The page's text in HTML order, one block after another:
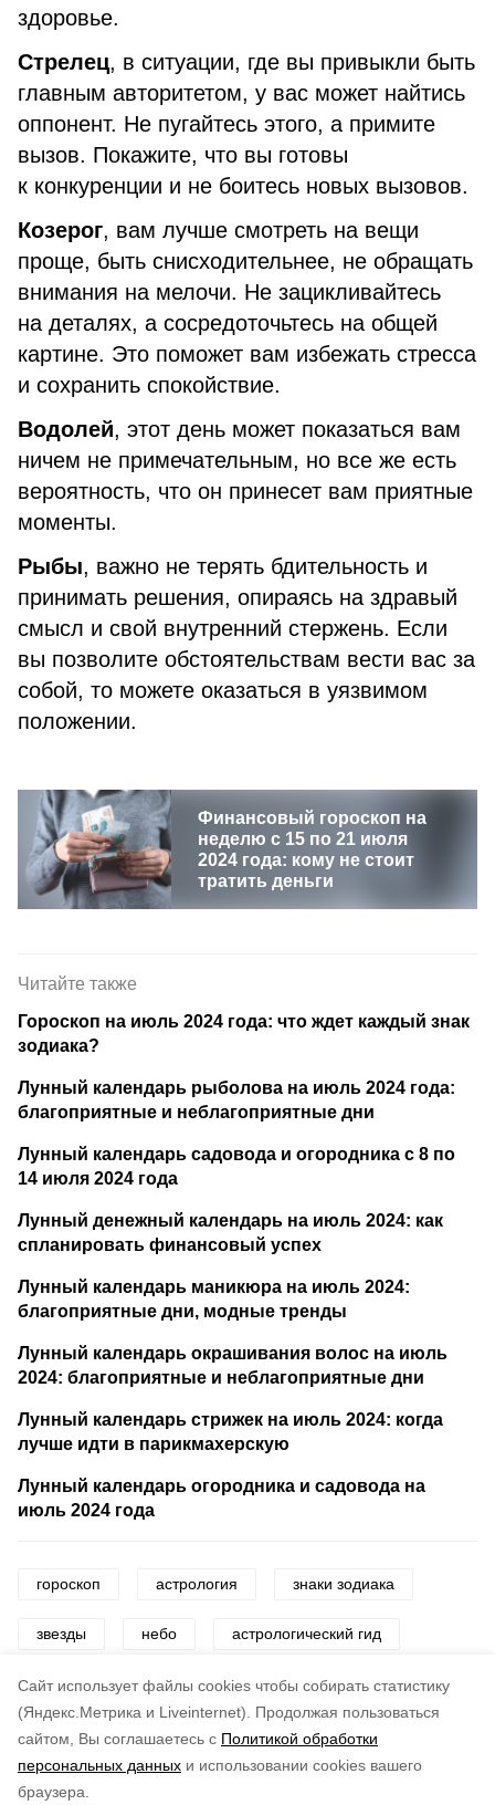
Cайт использует файлы cookies чтобы собирать статистику
(Яндекс.Метрика и Liveinternet).
Продолжая пользоваться
сайтом, Вы соглашаетесь с Политикой обработки
персональных данных и использовании cookies вашего
браузера.
здоровье.
Стрелец, в ситуации, где вы привыкли быть
главным авторитетом, у вас может найтись
оппонент. Не пугайтесь этого, а примите
вызов. Покажите, что вы готовы
к конкуренции и не боитесь новых вызовов.
Козерог, вам лучше смотреть на вещи
проще, быть снисходительнее, не обращать
внимания на мелочи. Не зацикливайтесь
на деталях, а сосредоточьтесь на общей
картине. Это поможет вам избежать стресса
и сохранить спокойствие.
Водолей, этот день может показаться вам
ничем не примечательным, но все же есть
вероятность, что он принесет вам приятные
моменты.
Рыбы, важно не терять бдительность и
принимать решения, опираясь на здравый
смысл и свой внутренний стержень. Если
вы позволите обстоятельствам вести вас за
собой, то можете оказаться в уязвимом
положении.
Финансовый гороскоп на
неделю с 15 по 21 июля
2024 года: кому не стоит
тратить деньги
Читайте также
Гороскоп на июль 2024 года: что ждет каждый знак
зодиака?
Лунный календарь рыболова на июль 2024 года:
благоприятные и неблагоприятные дни
Лунный календарь садовода и огородника с 8 по
14 июля 2024 года
Лунный денежный календарь на июль 2024: как
спланировать финансовый успех
Лунный календарь маникюра на июль 2024:
благоприятные дни, модные тренды
Лунный календарь окрашивания волос на июль
2024: благоприятные и неблагоприятные дни
Лунный календарь стрижек на июль 2024: когда
лучше идти в парикмахерскую
Лунный календарь огородника и садовода на
июль 2024 года
гороскоп астрология знаки зодиака
звезды небо астрологический гид
астрологический прогноз
по оценке